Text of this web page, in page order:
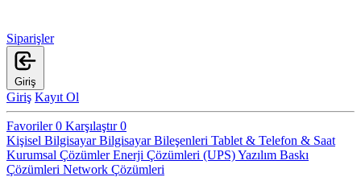
Siparişler
Giriş
Giriş Kayıt Ol
Favoriler0 Karşılaştır0
Kişisel BilgisayarBilgisayar Bileşenleri Tablet & Telefon & Saat
Kurumsal ÇözümlerEnerji Çözümleri (UPS)Yazılım Baskı
Çözümleri Network Çözümleri